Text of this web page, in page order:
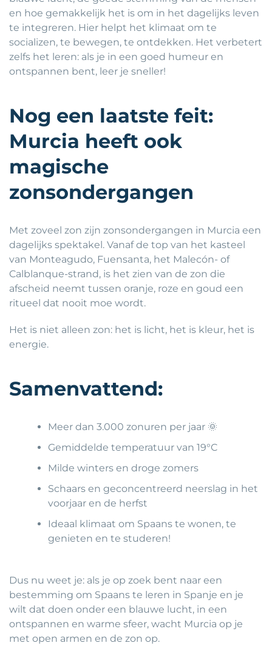
en hoe gemakkelijk het is om in het dagelijks leven
te integreren. Hier helpt het klimaat om te
socializen, te bewegen, te ontdekken. Het verbetert
zelfs het leren: als je in een goed humeur en
ontspannen bent, leer je sneller!
Nog een laatste feit:
Murcia heeft ook
magische
zonsondergangen
Met zoveel zon zijn zonsondergangen in Murcia een
dagelijks spektakel. Vanaf de top van het kasteel
van Monteagudo, Fuensanta, het Malecón- of
Calblanque-strand, is het zien van de zon die
afscheid neemt tussen oranje, roze en goud een
ritueel dat nooit moe wordt.
Het is niet alleen zon: het is licht, het is kleur, het is
energie.
Samenvattend:
Meer dan 3.000 zonuren per jaar 🌞
Gemiddelde temperatuur van 19°C
Milde winters en droge zomers
Schaars en geconcentreerd neerslag in het
voorjaar en de herfst
Ideaal klimaat om Spaans te wonen, te
genieten en te studeren!
Dus nu weet je: als je op zoek bent naar een
bestemming om Spaans te leren in Spanje en je
wilt dat doen onder een blauwe lucht, in een
ontspannen en warme sfeer, wacht Murcia op je
met open armen en de zon op.